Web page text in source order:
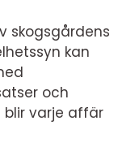
skogsgårdens
kan
och
varje affär